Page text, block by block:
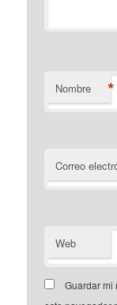
Nombre *
Correo
Web
Guardar mi